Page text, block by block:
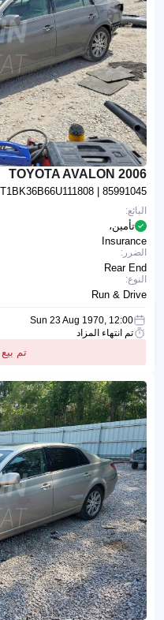
2006 TOYOTA AVALON
| 85991045
البائع:
تأمين،
Insurance
الضرر:
Rear End
النوع:
Run & Drive
Sun 23 Aug 1970, 12:00
تم انتهاء المزاد
تم